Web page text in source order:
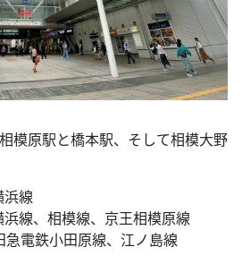
模原駅と橋本駅、そして相模大野
線
、相模線、京王相模原線
電鉄小田原線、江ノ島線